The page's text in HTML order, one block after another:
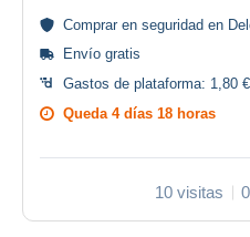
Comprar en seguridad en
Envío gratis
Gastos de plataforma: 1,80 €
Queda 4 días 18 horas
10 visitas